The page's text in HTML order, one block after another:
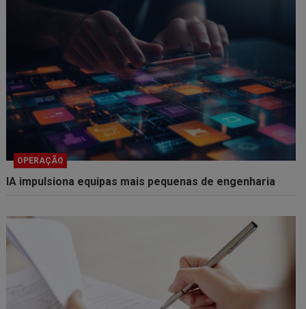
OPERAÇÃO
IA impulsiona equipas mais pequenas de engenharia